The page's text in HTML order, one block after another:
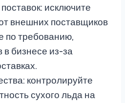
исключите
внешних поставщиков
по требованию,
в бизнесе из-за
контролируйте
сухого льда на